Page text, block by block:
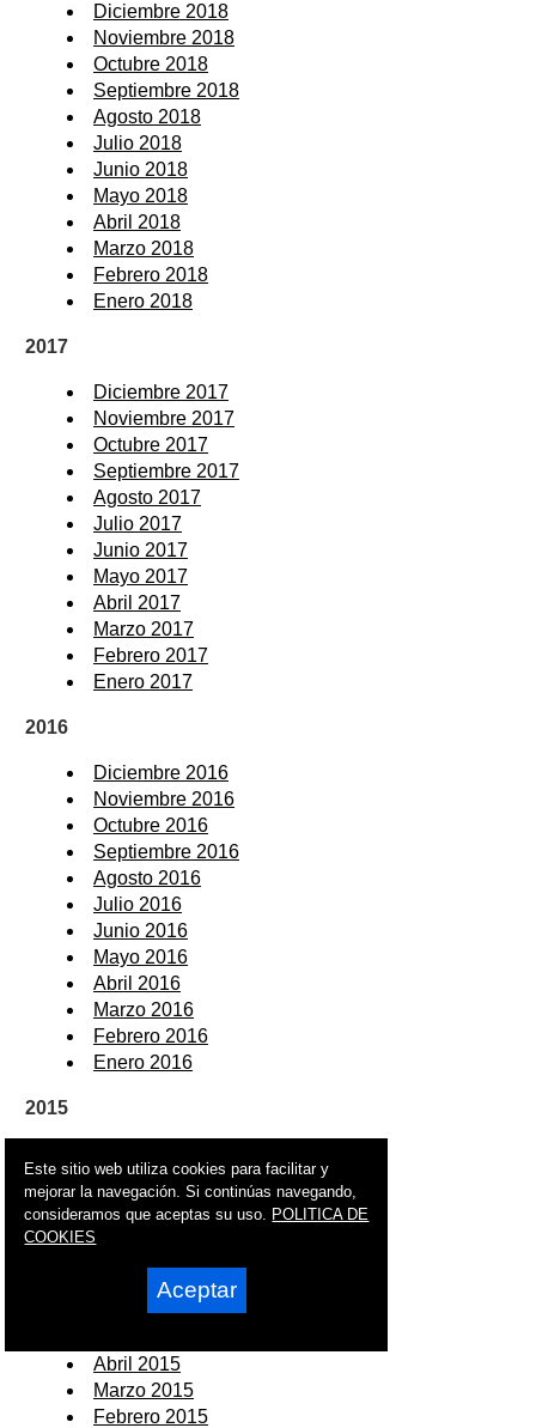
Diciembre 2018
Noviembre 2018
Octubre 2018
Septiembre 2018
Agosto 2018
Julio 2018
Junio 2018
Mayo 2018
Abril 2018
Marzo 2018
Febrero 2018
Enero 2018
2017
Diciembre 2017
Noviembre 2017
Octubre 2017
Septiembre 2017
Agosto 2017
Julio 2017
Junio 2017
Mayo 2017
Abril 2017
Marzo 2017
Febrero 2017
Enero 2017
2016
Diciembre 2016
Noviembre 2016
Octubre 2016
Septiembre 2016
Agosto 2016
Julio 2016
Junio 2016
Mayo 2016
Abril 2016
Marzo 2016
Febrero 2016
Enero 2016
2015
Noviembre 2015
Octubre 2015
Septiembre 2015
Julio 2015
Junio 2015
Abril 2015
Marzo 2015
Febrero 2015
Este sitio web utiliza cookies para facilitar y
mejorar la navegación. Si continúas navegando,
consideramos que aceptas su uso. POLITICA DE
COOKIES
Aceptar